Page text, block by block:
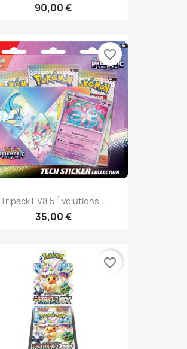
90,00 €
Tripack EV8.5 Évolutions...
35,00 €
favorite_border
favorite_border